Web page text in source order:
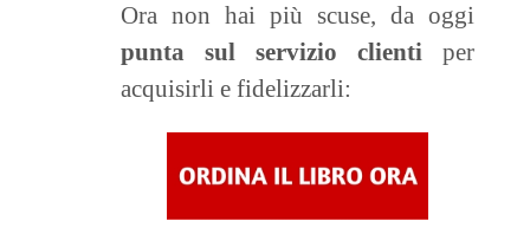
Ora non hai più scuse, da oggi
punta sul servizio clientiper
acquisirli e fidelizzarli: